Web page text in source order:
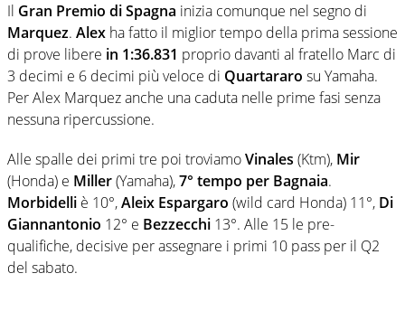
Il Gran Premio di Spagna inizia comunque nel segno di
Marquez. Alex ha fatto il miglior tempo della prima sessione
di prove libere in 1:36.831 proprio davanti al fratello Marc di
3 decimi e 6 decimi più veloce di Quartararo su Yamaha.
Per Alex Marquez anche una caduta nelle prime fasi senza
nessuna ripercussione.
Alle spalle dei primi tre poi troviamoVinales (Ktm), Mir
(Honda) e Miller(Yamaha),7° tempo per Bagnaia.
Morbidelli è 10°,Aleix Espargaro (wild card Honda) 11°, Di
Giannantonio 12° e Bezzecchi 13°. Alle 15 le pre-
qualifiche, decisive per assegnare i primi 10 pass per il Q2
del sabato.